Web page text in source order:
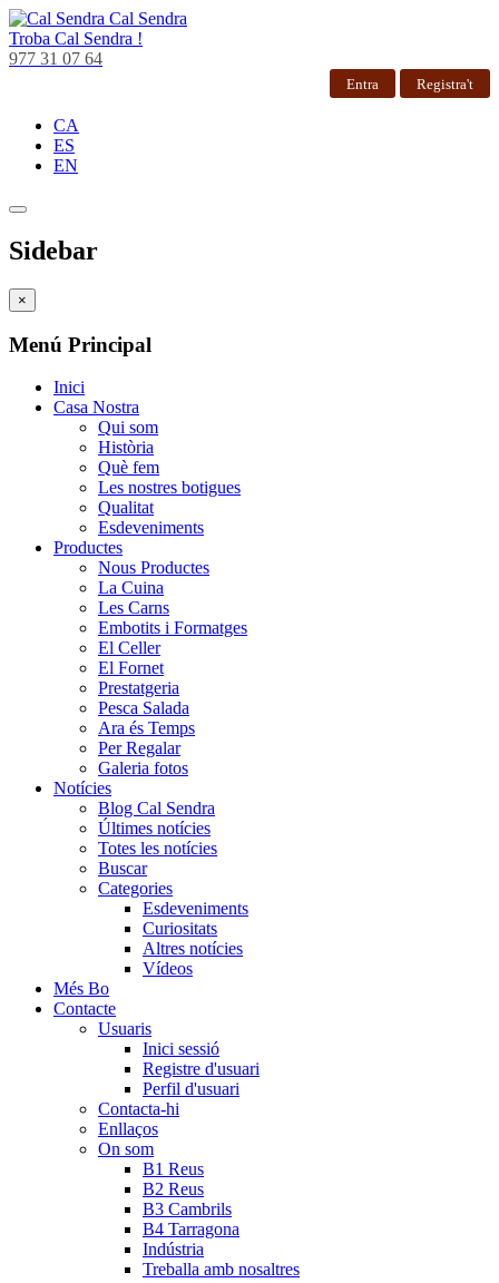
Cal Sendra
Troba Cal Sendra !
977 31 07 64
Entra Registra't
CA
ES
EN
Sidebar
×
Menú Principal
Inici
Casa Nostra
Qui som
Història
Què fem
Les nostres botigues
Qualitat
Esdeveniments
Productes
Nous Productes
La Cuina
Les Carns
Embotits i Formatges
El Celler
El Fornet
Prestatgeria
Pesca Salada
Ara és Temps
Per Regalar
Galeria fotos
Notícies
Blog Cal Sendra
Últimes notícies
Totes les notícies
Buscar
Categories
Esdeveniments
Curiositats
Altres notícies
Vídeos
Més Bo
Contacte
Usuaris
Inici sessió
Registre d'usuari
Perfil d'usuari
Contacta-hi
Enllaços
On som
B1 Reus
B2 Reus
B3 Cambrils
B4 Tarragona
Indústria
Treballa amb nosaltres